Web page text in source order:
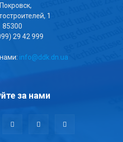
1
85300
29 42 999
info@ddk.dn.ua
за нами